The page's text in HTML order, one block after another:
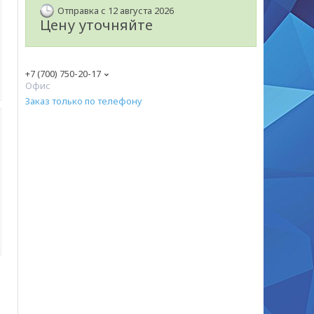
Отправка с 12 августа 2026
Цену уточняйте
+7 (700) 750-20-17
Офис
Заказ только по телефону